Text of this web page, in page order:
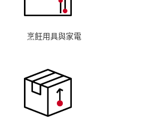
烹飪用具與家電